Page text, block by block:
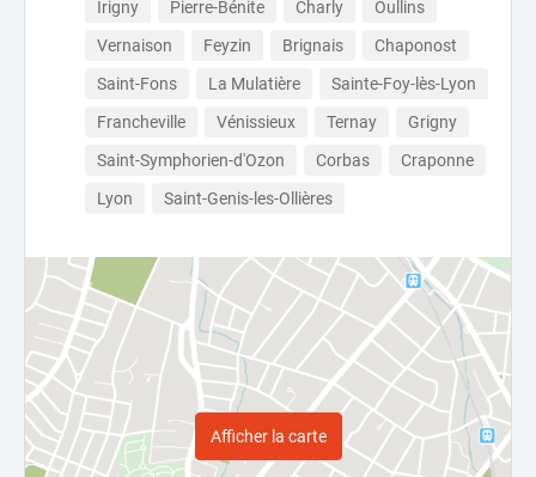
Irigny Pierre-Bénite Charly
Oullins
Vernaison
Feyzin Brignais
Chaponost
Saint-Fons
La Mulatière
Sainte-Foy-lès-Lyon
Francheville
Vénissieux Ternay
Grigny
Saint-Symphorien-d'Ozon
Corbas
Craponne
Lyon
Saint-Genis-les-Ollières
Afficher la carte